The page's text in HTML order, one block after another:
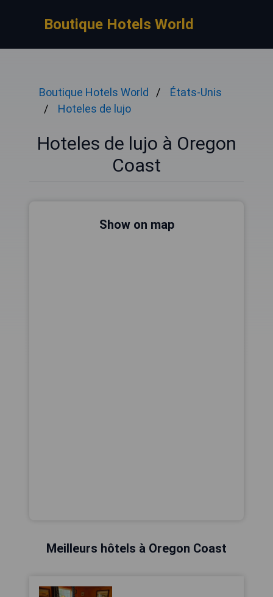
Boutique Hotels World
Boutique Hotels World
États-Unis
Hoteles de lujo
Hoteles de lujo à Oregon
Coast
Show on map
Meilleurs hôtels à Oregon Coast